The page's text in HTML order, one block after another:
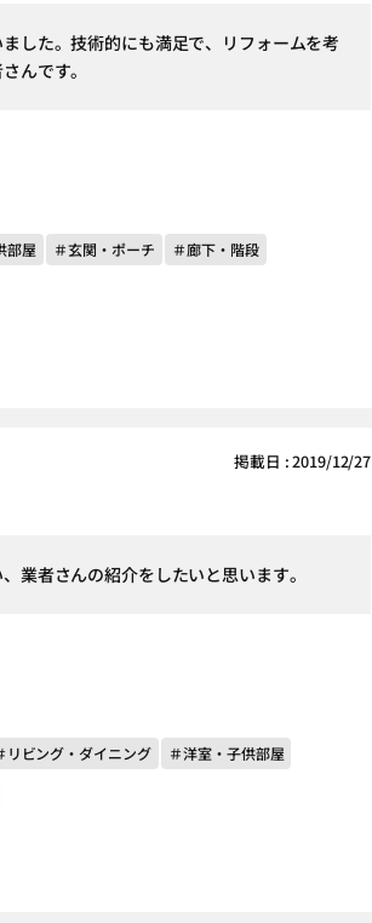
した。技術的にも満足で、リフォームを考
んです。
部屋 ＃玄関・ポーチ
＃廊下・階段
掲載日 : 2019/12/27
業者さんの紹介をしたいと思います。
リビング・ダイニング
＃洋室・子供部屋